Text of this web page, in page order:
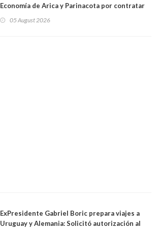
Economía de Arica y Parinacota por contratar
una militante de RN, detenida con 47 kilos de
05 August 2026
ExPresidente Gabriel Boric prepara viajes a
Uruguay y Alemania: Solicitó autorización al